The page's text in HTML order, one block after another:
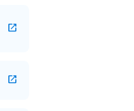
open_in_new
open_in_new